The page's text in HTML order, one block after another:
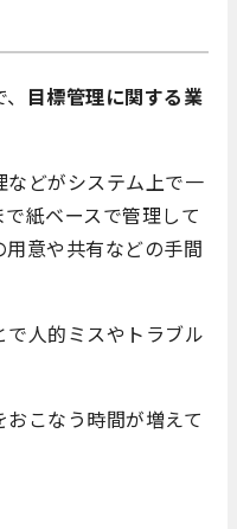
目標管理に関する業
どがシステム上で一
紙ベースで管理して
意や共有などの手間
人的ミスやトラブル
こなう時間が増えて